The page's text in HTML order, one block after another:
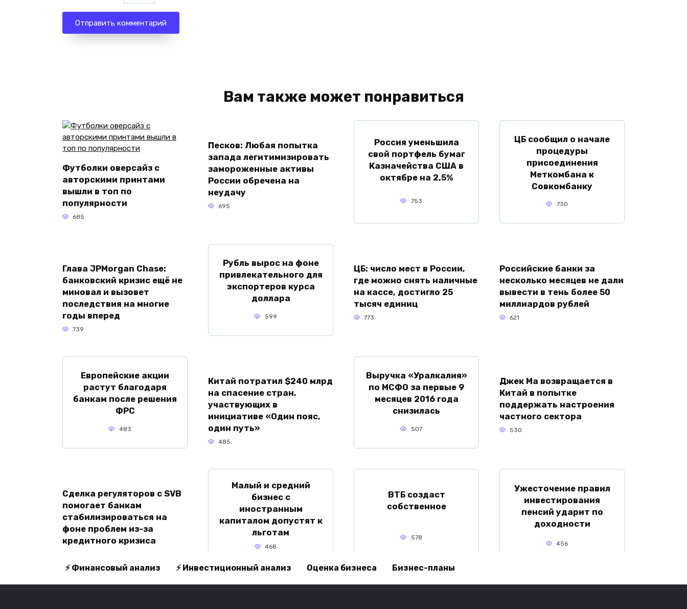
Вам также может понравиться
Футболки оверсайз с
авторскими принтами
вышли в топ по
популярности
685
Песков: Любая попытка
запада легитимизировать
замороженные активы
России обречена на
неудачу
695
Россия уменьшила
свой портфель бумаг
Казначейства США в
октябре на 2,5%
753
ЦБ сообщил о начале
процедуры
присоединения
Меткомбана к
Совкомбанку
730
Глава JPMorgan Chase:
банковский кризис ещё не
миновал и вызовет
последствия на многие
годы вперед
739
Рубль вырос на фоне
привлекательного для
экспортеров курса
доллара
599
ЦБ: число мест в России,
где можно снять наличные
на кассе, достигло 25
тысяч единиц
773
Российские банки за
несколько месяцев не дали
вывести в тень более 50
миллиардов рублей
621
Европейские акции
растут благодаря
банкам после решения
ФРС
483
Китай потратил $240 млрд
на спасение стран,
участвующих в
инициативе «Один пояс,
один путь»
485
Выручка «Уралкалия»
по МСФО за первые 9
месяцев 2016 года
снизилась
507
Джек Ма возвращается в
Китай в попытке
поддержать настроения
частного сектора
530
Сделка регуляторов с SVB
помогает банкам
стабилизироваться на
фоне проблем из-за
кредитного кризиса
Малый и средний
бизнес с
иностранным
капиталом допустят к
льготам
468
ВТБ создаст
собственное
578
Ужесточение правил
инвестирования
пенсий ударит по
доходности
456
⚡ Финансовый анализ ⚡ Инвестиционный анализ Оценка бизнеса Бизнес-планы